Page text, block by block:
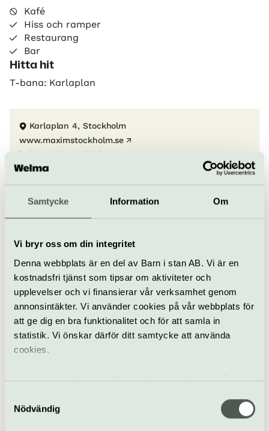
Samtycke Information Om
Vi bryr oss om din integritet
Denna webbplats är en del av Barn i stan AB. Vi är en
kostnadsfri tjänst som tipsar om aktiviteter och
upplevelser och vi finansierar vår verksamhet genom
annonsintäkter. Vi använder cookies på vår webbplats för
att ge dig en bra funktionalitet och för att samla in
statistik. Vi önskar därför ditt samtycke att använda
cookies.
Vi använder enhetsidentifierare för att analysera vår
samt tillhandahålla funktioner för sociala medier. Vi
vidarebefordrar även sådana identifierare och annan
Nödvändig
Kafé
Hiss och ramper
Restaurang
Bar
Hitta hit
T-bana: Karlaplan
Karlaplan 4, Stockholm
www.maximstockholm.se
hej@maximstockholm.se
Till webbplats
The Johnstown
Company – The Bruce
Springsteen Legendary
Albums Tour
22 augusti